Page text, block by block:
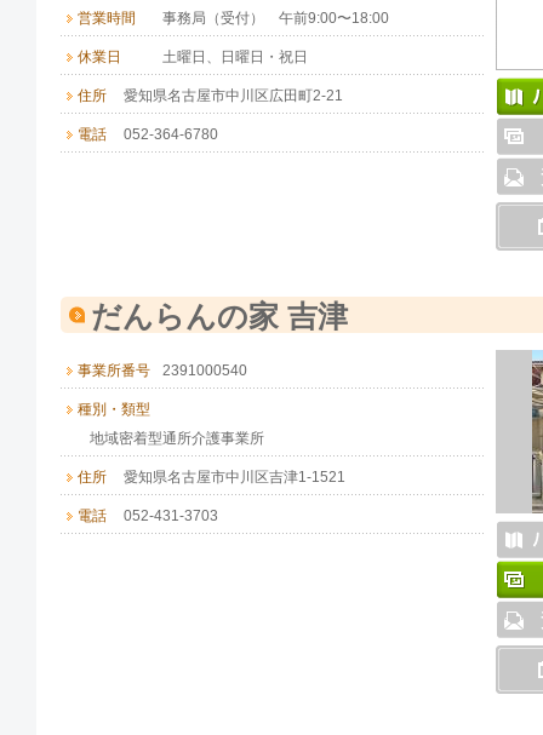
営業時間 事務局（受付） 午前9:00〜18:00
休業日 土曜日、日曜日・祝日
住所 愛知県名古屋市中川区広田町2-21
電話 052-364-6780
だんらんの家 吉津
事業所番号 2391000540
種別・類型
地域密着型通所介護事業所
住所 愛知県名古屋市中川区吉津1-1521
電話 052-431-3703